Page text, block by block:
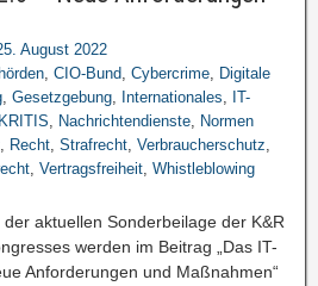
August 2022
, CIO-Bund, Cybercrime, Digitale
, Gesetzgebung, Internationales, IT-
KRITIS, Nachrichtendienste, Normen
, Recht, Strafrecht, Verbraucherschutz,
, Vertragsfreiheit, Whistleblowing
aktuellen Sonderbeilage der K&R
werden im Beitrag „Das IT-
Anforderungen und Maßnahmen“